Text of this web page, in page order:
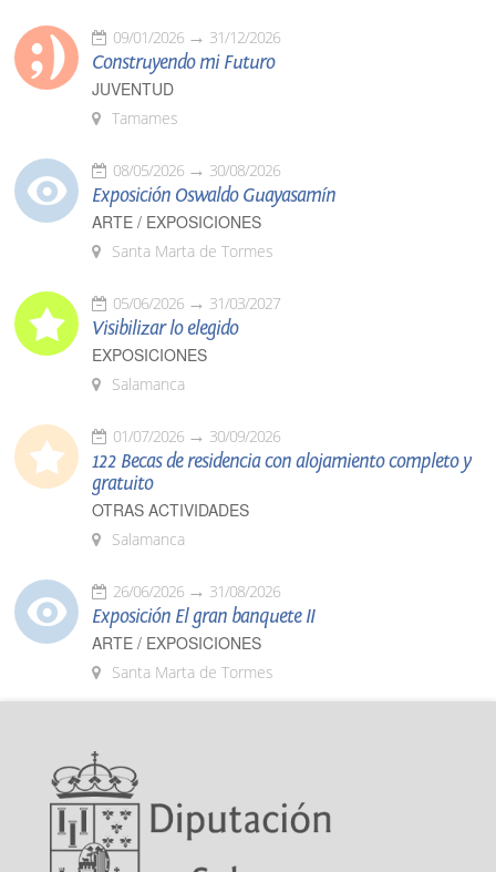
09/01/2026 31/12/2026
Construyendo mi Futuro
JUVENTUD
Tamames
08/05/2026 30/08/2026
Exposición Oswaldo Guayasamín
ARTE / EXPOSICIONES
Santa Marta de Tormes
05/06/2026 31/03/2027
Visibilizar lo elegido
EXPOSICIONES
Salamanca
01/07/2026 30/09/2026
122 Becas de residencia con alojamiento completo y
gratuito
OTRAS ACTIVIDADES
Salamanca
26/06/2026 31/08/2026
Exposición El gran banquete II
ARTE / EXPOSICIONES
Santa Marta de Tormes